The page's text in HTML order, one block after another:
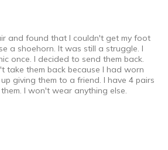
and found that I couldn't get my foot
a shoehorn. It was still a struggle. I
once. I decided to send them back.
take them back because I had worn
giving them to a friend. I have 4 pairs
I won't wear anything else.